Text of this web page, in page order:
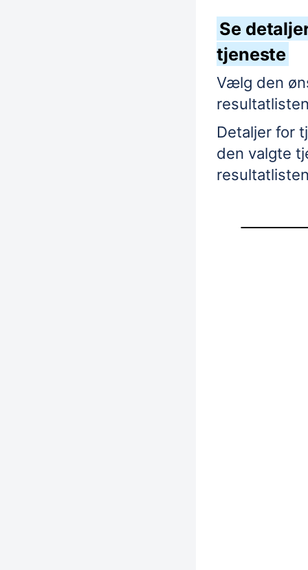
Se
tjeneste
Vælg den
Detaljer for
den valgte